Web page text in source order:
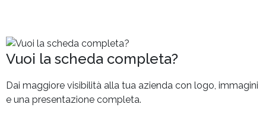
Vuoi la scheda completa?
Dai maggiore visibilità alla tua azienda con logo, immagini
e una presentazione completa.